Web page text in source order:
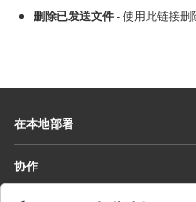
删除已发送文件- 使用此链接删
在本地部署
协作空间
协作